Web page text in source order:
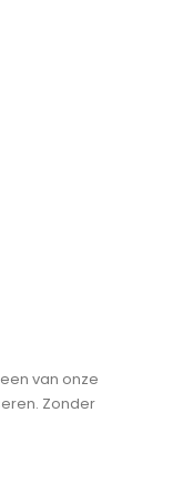
van onze
Zonder